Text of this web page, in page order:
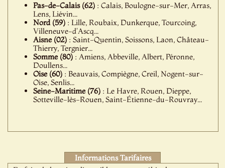
Pas-de-Calais (62) : Calais, Boulogne-sur-Mer, Arras,
Lens, Liévin...
Nord (59) : Lille, Roubaix, Dunkerque, Tourcoing,
Villeneuve-d'Ascq...
Aisne (02) : Saint-Quentin, Soissons, Laon, Château-
Thierry, Tergnier...
Somme (80) : Amiens, Abbeville, Albert, Péronne,
Doullens...
Oise (60) : Beauvais, Compiègne, Creil, Nogent-sur-
Oise, Senlis...
Seine-Maritime (76) : Le Havre, Rouen, Dieppe,
Sotteville-lès-Rouen, Saint-Étienne-du-Rouvray...
Informations Tarifaires